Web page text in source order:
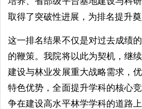
取得了突破性进展，为排名提升奠
这一排名结果不仅是对过去成绩
的鞭策。我院将以此为契机，继
建设与林业发展重大战略需求，
特色优势，全面提升学科的核心
争在建设高水平林学学科的道路